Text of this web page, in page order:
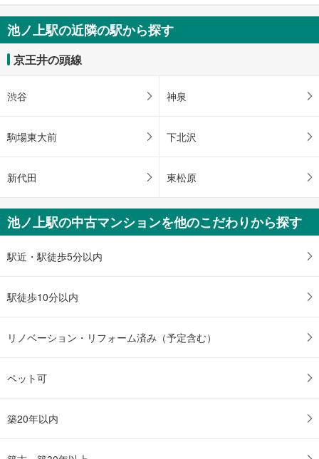
件
を
マ
イ
ー
に
す
池ノ上駅の近隣の駅から探す
京王井の頭線
渋谷 神泉
駒場東大前 下北沢
新代田 東松原
池ノ上駅の中古マンションを他のこだわりから探す
駅近・駅徒歩5分以内
駅徒歩10分以内
リノベーション・リフォーム済み（予定含む）
ペット可
築20年以内